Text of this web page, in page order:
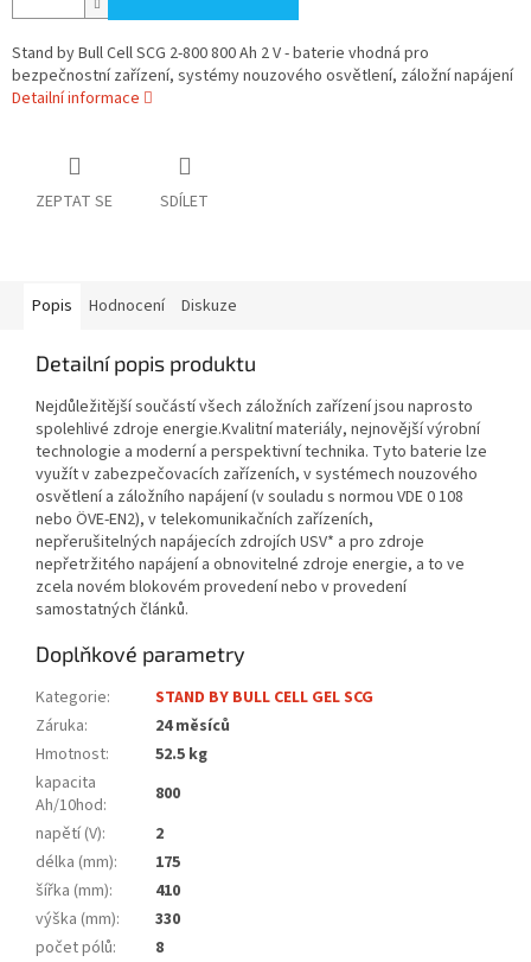
Stand by Bull Cell SCG 2-800 800 Ah 2 V - baterie vhodná pro
bezpečnostní zařízení, systémy nouzového osvětlení, záložní napájení
Detailní informace
ZEPTAT SE SDÍLET
Popis Hodnocení Diskuze
Detailní popis produktu
Nejdůležitější součástí všech záložních zařízení jsou naprosto
spolehlivé zdroje energie.Kvalitní materiály, nejnovější výrobní
technologie a moderní a perspektivní technika. Tyto baterie lze
využít v zabezpečovacích zařízeních, v systémech nouzového
osvětlení a záložního napájení (v souladu s normou VDE 0 108
nebo ÖVE-EN2), v telekomunikačních zařízeních,
nepřerušitelných napájecích zdrojích USV* a pro zdroje
nepřetržitého napájení a obnovitelné zdroje energie, a to ve
zcela novém blokovém provedení nebo v provedení
samostatných článků.
Doplňkové parametry
Kategorie:
STAND BY BULL CELL GEL SCG
Záruka:
24 měsíců
Hmotnost:
52.5 kg
kapacita
Ah/10hod:
800
napětí (V):
2
délka (mm):
175
šířka (mm):
410
výška (mm):
330
počet pólů:
8